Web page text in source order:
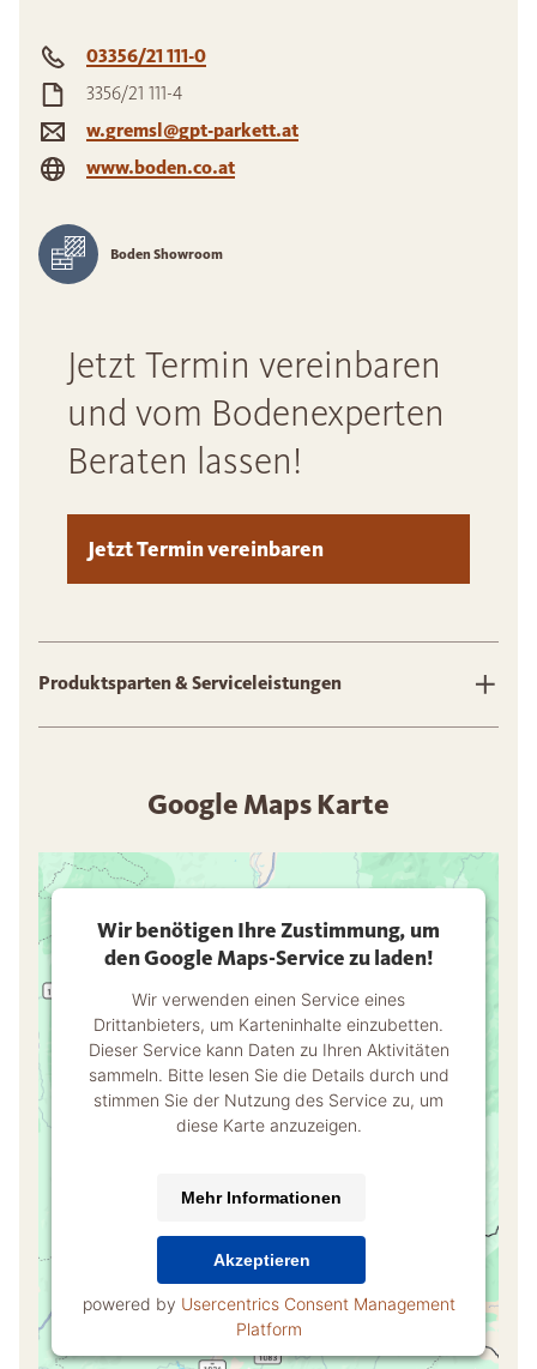
03356/21 111-0
3356/21 111-4
w.gremsl@gpt-parkett.at
www.boden.co.at
Boden Showroom
Jetzt Termin vereinbaren
und vom Bodenexperten
Beraten lassen!
Jetzt Termin vereinbaren
Produktsparten & Serviceleistungen
Google Maps Karte
Wir benötigen Ihre Zustimmung, um
den Google Maps-Service zu laden!
Wir verwenden einen Service eines
Drittanbieters, um Karteninhalte einzubetten.
Dieser Service kann Daten zu Ihren Aktivitäten
sammeln. Bitte lesen Sie die Details durch und
stimmen Sie der Nutzung des Service zu, um
diese Karte anzuzeigen.
Mehr Informationen
Akzeptieren
powered by Usercentrics Consent Management
Platform